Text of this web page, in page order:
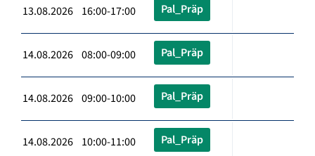
13.08.2026 16:00-17:00 Pal_Präp
14.08.2026 08:00-09:00 Pal_Präp
14.08.2026 09:00-10:00 Pal_Präp
14.08.2026 10:00-11:00 Pal_Präp